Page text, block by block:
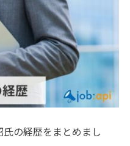
の経歴をまとめまし